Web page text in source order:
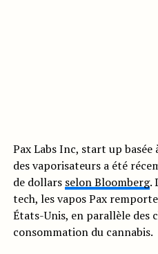
Pax Labs Inc, start up
des vaporisateurs a été
de dollars selon Bloomberg.
tech, les vapos Pax
États-Unis, en parallèle des
consommation du cannabis.